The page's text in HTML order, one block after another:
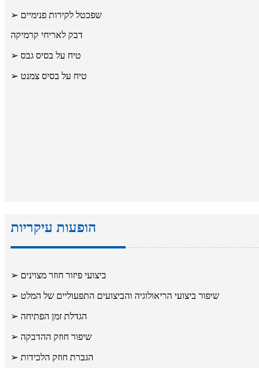
➢ שפכטל לקירות פנימיים
דבק לאריחי קרמיקה
➢ טיח על בסיס גבס
➢ טיח על בסיס צמנט
הופעות עיקריות
➢ ביצועי פיזור חוזר מצוינים
➢ שיפור ביצועי הריאולוגיה והביצועים התפעוליים של המלט
➢ הגדלת זמן הפתיחה
➢ שיפור חוזק ההדבקה
➢ הגברת חוזק הלכידות